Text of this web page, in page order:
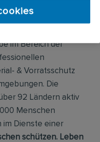
weltweit
im Bereich der
& Vorratsschutz
Die
92 Ländern aktiv
Menschen
Dienste einer
schützen. Leben